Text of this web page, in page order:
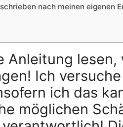
nach meinen eigenen
Anleitung lesen,
Ich
ich das
möglichen